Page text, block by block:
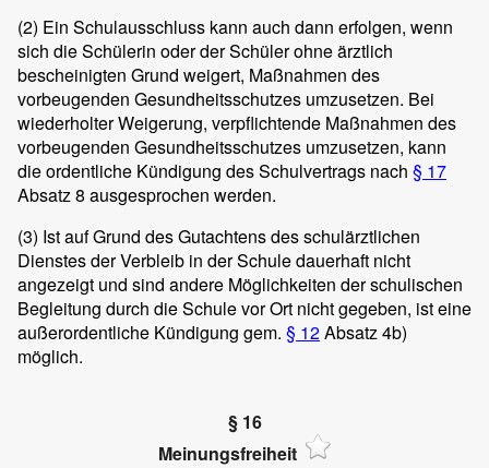
(2) Ein Schulausschluss kann auch dann erfolgen, wenn
sich die Schülerin oder der Schüler ohne ärztlich
bescheinigten Grund weigert, Maßnahmen des
vorbeugenden Gesundheitsschutzes umzusetzen. Bei
wiederholter Weigerung, verpflichtende Maßnahmen des
vorbeugenden Gesundheitsschutzes umzusetzen, kann
die ordentliche Kündigung des Schulvertrags nach § 17
Absatz 8 ausgesprochen werden.
(3) Ist auf Grund des Gutachtens des schulärztlichen
Dienstes der Verbleib in der Schule dauerhaft nicht
angezeigt und sind andere Möglichkeiten der schulischen
Begleitung durch die Schule vor Ort nicht gegeben, ist eine
außerordentliche Kündigung gem. § 12Absatz 4b)
möglich.
§ 16
Meinungsfreiheit